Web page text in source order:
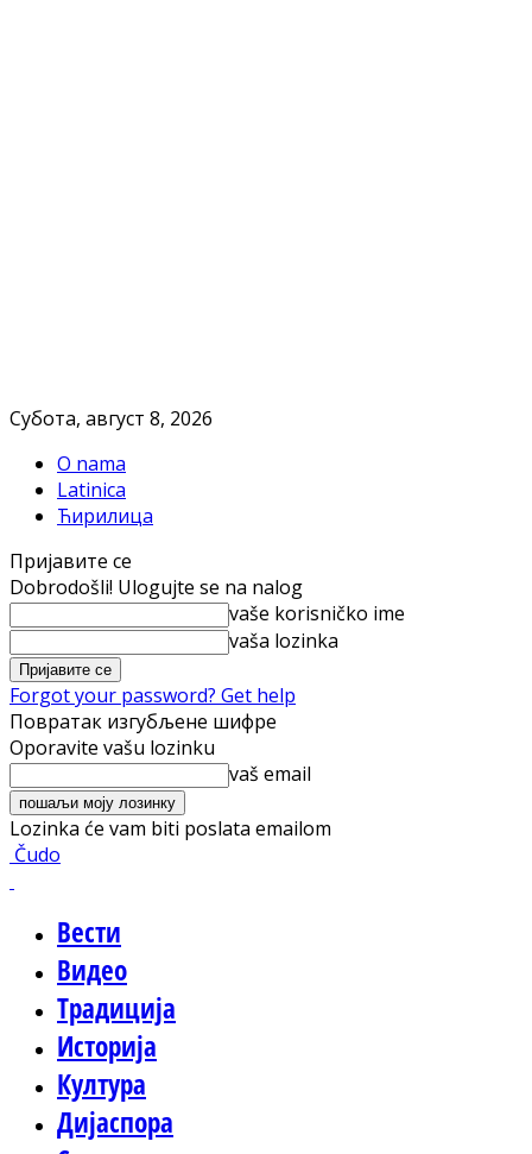
Субота, август 8, 2026
O nama
Latinica
Ћирилица
Пријавите се
Dobrodošli! Ulogujte se na nalog
vaše korisničko ime
vaša lozinka
Forgot your password? Get help
Повратак изгубљене шифре
Oporavite vašu lozinku
vaš email
Lozinka će vam biti poslata emailom
Čudo
Вести
Видео
Традиција
Историја
Култура
Дијаспора